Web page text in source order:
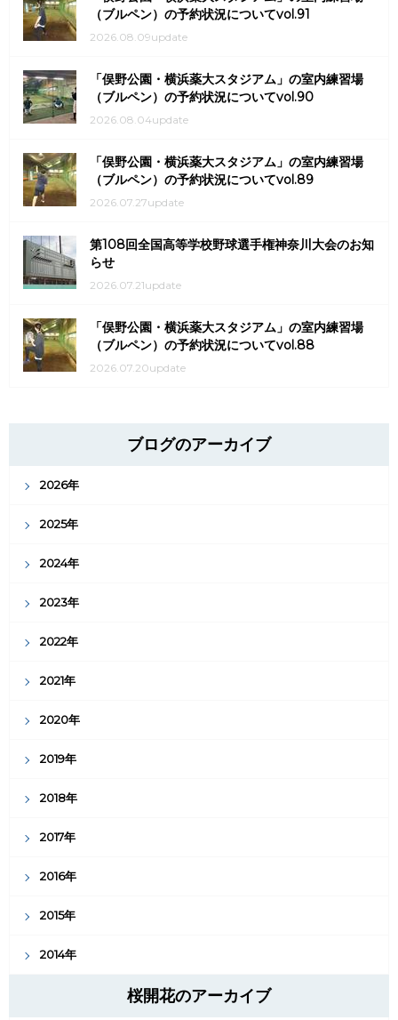
（ブルペン）の予約状況についてvol.91
2026.08.09update
「俣野公園・横浜薬大スタジアム」の室内練習場
（ブルペン）の予約状況についてvol.90
2026.08.04update
「俣野公園・横浜薬大スタジアム」の室内練習場
（ブルペン）の予約状況についてvol.89
2026.07.27update
第108回全国高等学校野球選手権神奈川大会のお知
らせ
2026.07.21update
「俣野公園・横浜薬大スタジアム」の室内練習場
（ブルペン）の予約状況についてvol.88
2026.07.20update
ブログのアーカイブ
2026年
2025年
2024年
2023年
2022年
2021年
2020年
2019年
2018年
2017年
2016年
2015年
2014年
桜開花のアーカイブ